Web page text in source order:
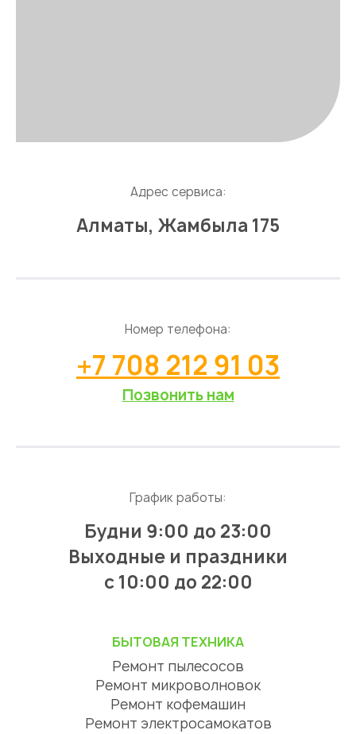
Адрес сервиса:
Алматы, Жамбыла 175
Номер телефона:
+7 708 212 91 03
Позвонить нам
График работы:
Будни 9:00 до 23:00
Выходные и праздники
с 10:00 до 22:00
БЫТОВАЯ ТЕХНИКА
Ремонт пылесосов
Ремонт микроволновок
Ремонт кофемашин
Ремонт электросамокатов